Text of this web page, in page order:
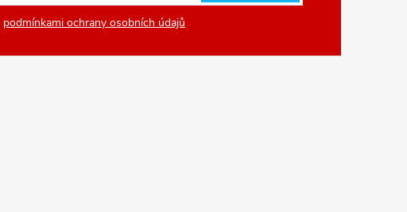
podmínkami ochrany osobních údajů